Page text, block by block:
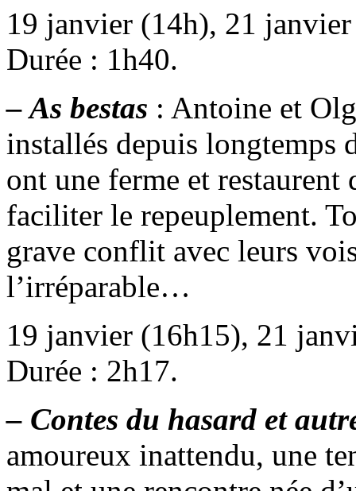
19 janvier (14h), 21
Durée : 1h40.
– As bestas : Antoine et
installés depuis longtemps
ont une ferme et restaurent
faciliter le repeuplement.
grave conflit avec leurs
l’irréparable…
19 janvier (16h15), 21
Durée : 2h17.
– Contes du hasard et
amoureux inattendu, une